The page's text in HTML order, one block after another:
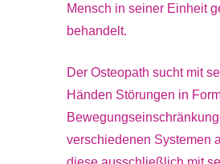
Mensch in seiner Einheit
behandelt.
Der Osteopath sucht mit
Händen Störungen in
verschiedenen Systemen